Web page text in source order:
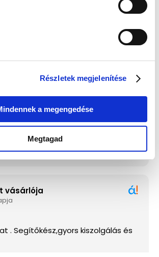
Részletek megjelenítése
a megengedése
Megtagad
kattints a Kosárba gombra! Ha most kihagyod, a